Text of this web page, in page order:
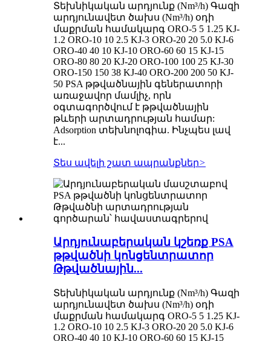
Տեխնիկական արդյունք (Nm³/h) Գազի
արդյունավետ ծախս (Nm³/h) օդի
մաքրման համակարգ ORO-5 5 1.25 KJ-
1.2 ORO-10 10 2.5 KJ-3 ORO-20 20 5.0 KJ-6
ORO-40 40 10 KJ-10 ORO-60 60 15 KJ-15
ORO-80 80 20 KJ-20 ORO-100 100 25 KJ-30
ORO-150 150 38 KJ-40 ORO-200 200 50 KJ-
50 PSA թթվածնային գեներատորի
առաջավոր մամլիչ, որն
օգտագործվում է թթվածնային
թևերի արտադրության համար:
Adsorption տեխնոլոգիա. Ինչպես լավ
է...
Տես ավելի շատ ապրանքներ>
Արդյունաբերական կշեռք PSA
թթվածնի կոնցենտրատոր
Թթվածնային...
Տեխնիկական արդյունք (Nm³/h) Գազի
արդյունավետ ծախս (Nm³/h) օդի
մաքրման համակարգ ORO-5 5 1.25 KJ-
1.2 ORO-10 10 2.5 KJ-3 ORO-20 20 5.0 KJ-6
ORO-40 40 10 KJ-10 ORO-60 60 15 KJ-15